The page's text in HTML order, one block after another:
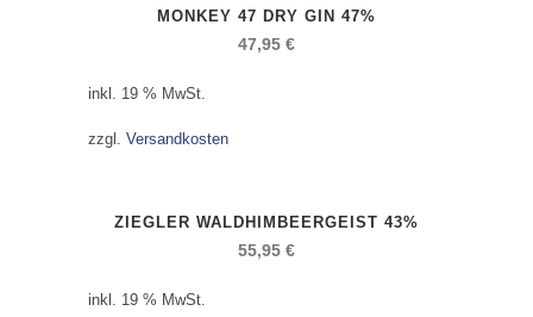
MONKEY 47 DRY GIN 47%
47,95 €
inkl. 19 % MwSt.
zzgl. Versandkosten
ZIEGLER WALDHIMBEERGEIST 43%
55,95 €
inkl. 19 % MwSt.